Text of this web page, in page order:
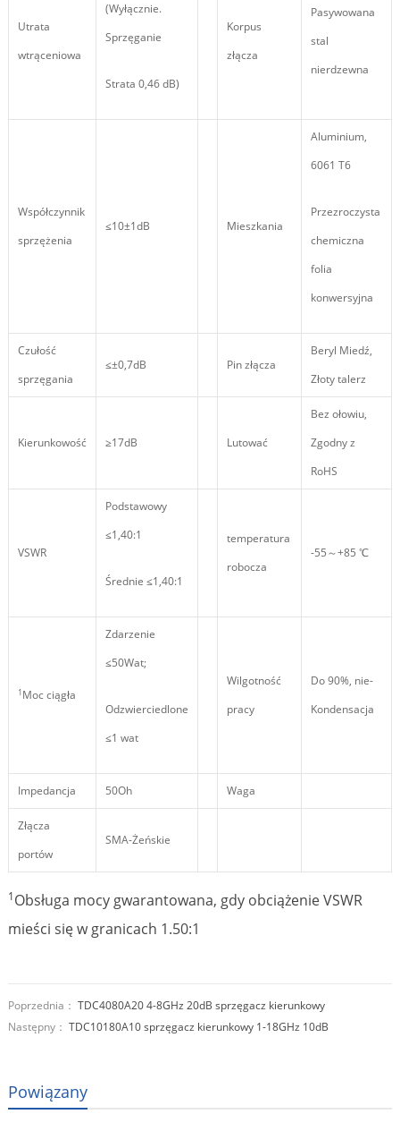
Utrata
wtrąceniowa
(Wyłącznie.
Sprzęganie
Strata 0,46 dB)
Korpus
złącza
Pasywowana
stal
nierdzewna
Współczynnik
sprzężenia
≤10±1dB Mieszkania
Aluminium,
6061 T6
Przezroczysta
chemiczna
folia
konwersyjna
Czułość
sprzęgania
≤±0,7dB Pin złącza
Beryl Miedź,
Złoty talerz
Kierunkowość ≥17dB Lutować
Bez ołowiu,
Zgodny z
RoHS
VSWR
Podstawowy
≤1,40:1
Średnie ≤1,40:1
temperatura
robocza
-55～+85 ℃
1 Moc ciągła
Zdarzenie
≤50Wat;
Odzwierciedlone
≤1 wat
Wilgotność
pracy
Do 90%, nie-
Kondensacja
Impedancja 50Oh Waga
Złącza
portów
SMA-Żeńskie
1Obsługa mocy gwarantowana, gdy obciążenie VSWR
mieści się w granicach 1.50:1
Poprzednia： TDC4080A20 4-8GHz 20dB sprzęgacz kierunkowy
Następny： TDC10180A10 sprzęgacz kierunkowy 1-18GHz 10dB
Powiązany